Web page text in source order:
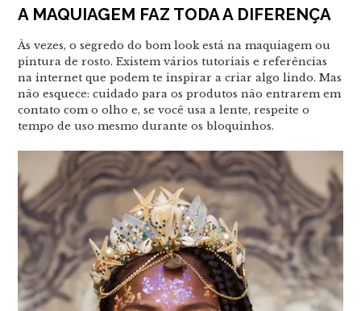
A MAQUIAGEM FAZ TODA A DIFERENÇA
Às vezes, o segredo do bom look está na maquiagem ou
pintura de rosto. Existem vários tutoriais e referências
na internet que podem te inspirar a criar algo lindo. Mas
não esquece: cuidado para os produtos não entrarem em
contato com o olho e, se você usa a lente, respeite o
tempo de uso mesmo durante os bloquinhos.